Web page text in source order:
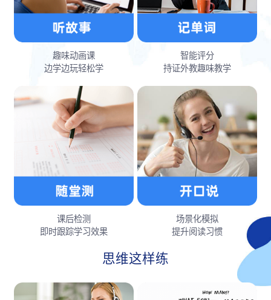
趣味动画课
边学边玩轻松学
智能评分
持证外教趣味教学
课后检测
即时跟踪学习效果
场景化模拟
提升阅读习惯
思维这样练